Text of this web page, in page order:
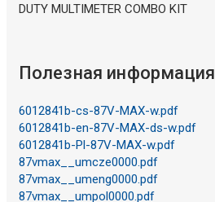
DUTY MULTIMETER COMBO KIT
Полезная информация
6012841b-cs-87V-MAX-w.pdf
6012841b-en-87V-MAX-ds-w.pdf
6012841b-Pl-87V-MAX-w.pdf
87vmax__umcze0000.pdf
87vmax__umeng0000.pdf
87vmax__umpol0000.pdf